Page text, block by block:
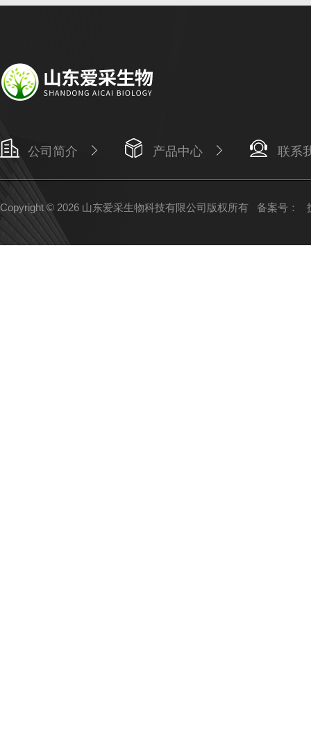
公司简介 产品中心 联系
Copyright © 2026 山东爱采生物科技有限公司版权所有 备案号：